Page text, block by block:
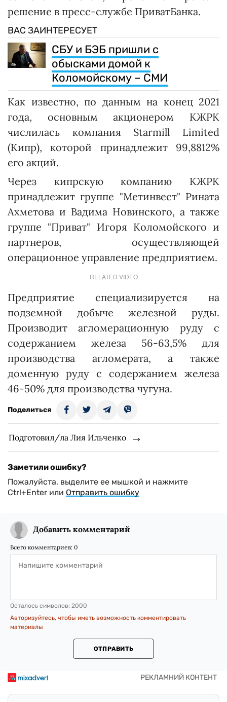
решение в пресс-службе ПриватБанка.
ВАС ЗАИНТЕРЕСУЕТ
СБУ и БЭБ пришли с
обысками домой к
Коломойскому – СМИ
Как известно, по данным на конец 2021
года, основным акционером КЖРК
числилась компания Starmill Limited
(Кипр), которой принадлежит 99,8812%
его акций.
Через кипрскую компанию КЖРК
принадлежит группе "Метинвест" Рината
Ахметова и Вадима Новинского, а также
группе "Приват" Игоря Коломойского и
партнеров, осуществляющей
операционное управление предприятием.
RELATED VIDEO
Предприятие специализируется на
подземной добыче железной руды.
Производит агломерационную руду с
содержанием железа 56-63,5% для
производства агломерата, а также
доменную руду с содержанием железа
46-50% для производства чугуна.
Поделиться
Подготовил/ла Лия Ильченко
Заметили ошибку?
Пожалуйста, выделите ее мышкой и нажмите
Ctrl+Enter или Отправить ошибку
Добавить комментарий
Всего комментариев: 0
Осталось символов: 2000
Авторизуйтесь, чтобы иметь возможность комментировать
материалы
ОТПРАВИТЬ